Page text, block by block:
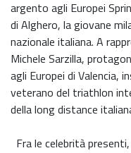
argento agli Europei
di Alghero, la giovane
nazionale italiana. A
Michele Sarzilla,
agli Europei di Valencia,
veterano del triathlon
della long distance
Fra le celebrità